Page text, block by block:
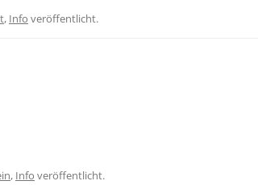
, Info veröffentlicht.
, Info veröffentlicht.